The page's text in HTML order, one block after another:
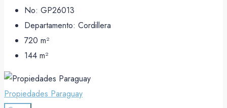
No: GP26013
Departamento: Cordillera
720 m²
144 m²
Propiedades Paraguay